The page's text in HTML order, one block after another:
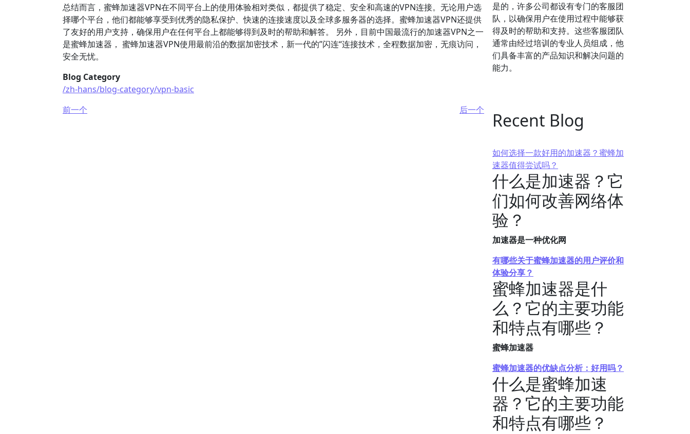
总结而言，蜜蜂加速器VPN在不同平台上的使用体验相对类似，都提供了稳定、安全和高速的VPN连接。无论用户选
择哪个平台，他们都能够享受到优秀的隐私保护、快速的连接速度以及全球多服务器的选择。蜜蜂加速器VPN还提供
了友好的用户支持，确保用户在任何平台上都能够得到及时的帮助和解答。 另外，目前中国最流行的加速器VPN之一
是蜜蜂加速器， 蜜蜂加速器VPN使用最前沿的数据加密技术，新一代的”闪连“连接技术，全程数据加密，无痕访问，
安全无忧。
Blog Category
/zh-hans/blog-category/vpn-basic
前一个
后一个
是的，许多公司都设有专门的客服团
队，以确保用户在使用过程中能够获
得及时的帮助和支持。这些客服团队
通常由经过培训的专业人员组成，他
们具备丰富的产品知识和解决问题的
能力。
Recent Blog
如何选择一款好用的加速器？蜜蜂加
速器值得尝试吗？
什么是加速器？它
们如何改善网络体
验？
加速器是一种优化网
有哪些关于蜜蜂加速器的用户评价和
体验分享？
蜜蜂加速器是什
么？它的主要功能
和特点有哪些？
蜜蜂加速器
蜜蜂加速器的优缺点分析：好用吗？
什么是蜜蜂加速
器？它的主要功能
和特点有哪些？